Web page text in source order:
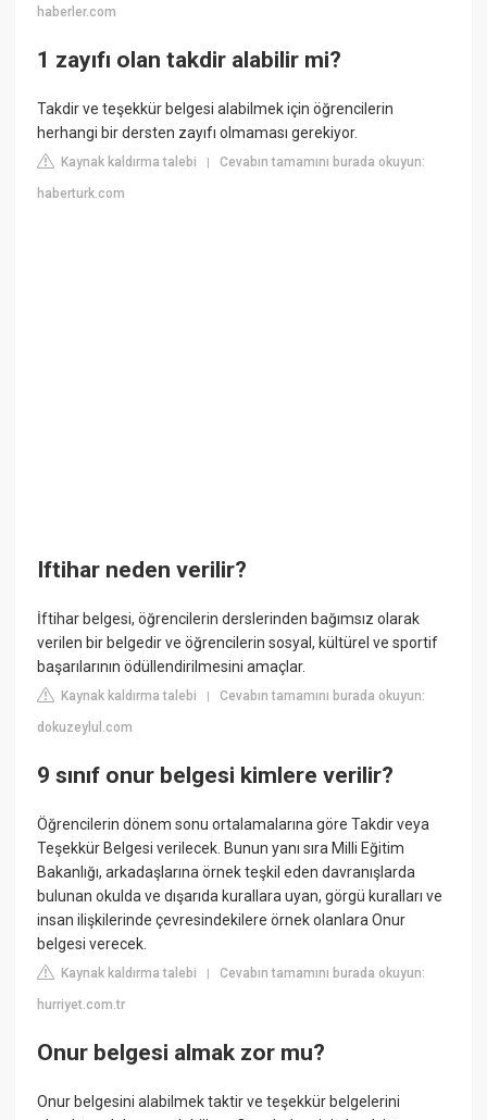
haberler.com
1 zayıfı olan takdir alabilir mi?
Takdir ve teşekkür belgesi alabilmek için öğrencilerin
herhangi bir dersten zayıfı olmaması gerekiyor.
Kaynak kaldırma talebi |Cevabın tamamını burada okuyun:
haberturk.com
Iftihar neden verilir?
İftihar belgesi, öğrencilerin derslerinden bağımsız olarak
verilen bir belgedir ve öğrencilerin sosyal, kültürel ve sportif
başarılarının ödüllendirilmesini amaçlar.
Kaynak kaldırma talebi |Cevabın tamamını burada okuyun:
dokuzeylul.com
9 sınıf onur belgesi kimlere verilir?
Öğrencilerin dönem sonu ortalamalarına göre Takdir veya
Teşekkür Belgesi verilecek. Bunun yanı sıra Milli Eğitim
Bakanlığı, arkadaşlarına örnek teşkil eden davranışlarda
bulunan okulda ve dışarıda kurallara uyan, görgü kuralları ve
insan ilişkilerinde çevresindekilere örnek olanlara Onur
belgesi verecek.
Kaynak kaldırma talebi |Cevabın tamamını burada okuyun:
hurriyet.com.tr
Onur belgesi almak zor mu?
Onur belgesini alabilmek taktir ve teşekkür belgelerini